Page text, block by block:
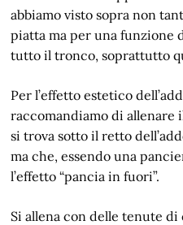
abbiamo visto sopra non
piatta ma per una funzione
tutto il tronco, soprattutto
Per l’effetto estetico
raccomandiamo di allenare
si trova sotto il retto
ma che, essendo una
l’effetto “pancia in fuori”.
Si allena con delle tenute